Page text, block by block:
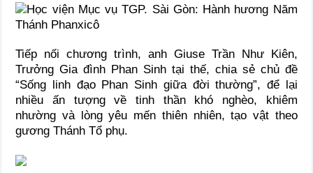
Tiếp nối chương trình, anh Giuse Trần Như Kiên,
Trưởng Gia đình Phan Sinh tại thế, chia sẻ chủ đề
“Sống linh đạo Phan Sinh giữa đời thường”, để lại
nhiều ấn tượng về tinh thần khó nghèo, khiêm
nhường và lòng yêu mến thiên nhiên, tạo vật theo
gương Thánh Tổ phụ.